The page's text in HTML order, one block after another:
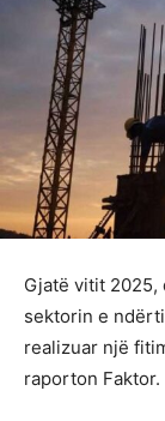
Gjatë vitit
sektorin e
realizuar një
raporton Faktor.